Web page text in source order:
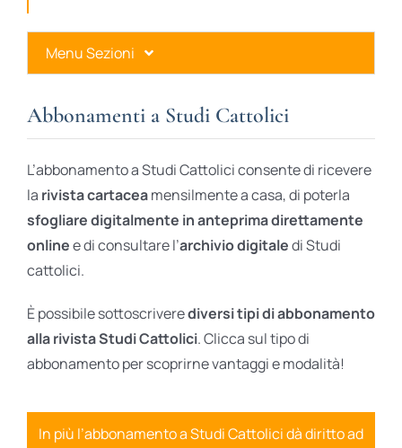
Menu Sezioni
Ares Gold
Ares Digital
Ares Gift Card
Abbonamenti a Studi Cattolici
L’abbonamento a Studi Cattolici consente di ricevere
la rivista cartaceamensilmente a casa, di poterla
sfogliare digitalmente in anteprima direttamente
onlinee di consultare l’archivio digitaledi Studi
cattolici.
È possibile sottoscriverediversi tipi di abbonamento
alla rivista Studi Cattolici. Clicca sul tipo di
abbonamento per scoprirne vantaggi e modalità!
In più l’abbonamento a Studi Cattolici dà diritto ad